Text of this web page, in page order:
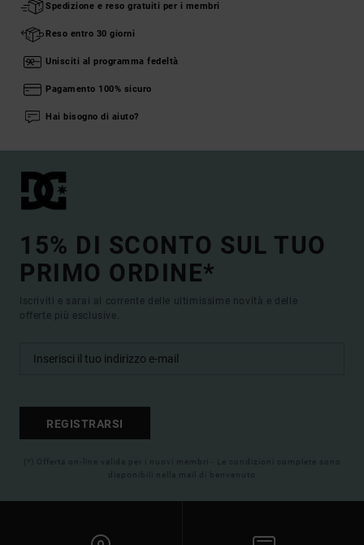
Spedizione e reso gratuiti per i membri
Reso entro 30 giorni
Unisciti al programma fedeltà
Pagamento 100% sicuro
Hai bisogno di aiuto?
15% DI SCONTO SUL TUO
PRIMO ORDINE*
Iscriviti e sarai al corrente delle ultimissime novità e delle
offerte più esclusive.
REGISTRARSI
(*) Offerta on-line valida per i nuovi membri - Le condizioni complete sono
disponibili nella mail di benvenuto